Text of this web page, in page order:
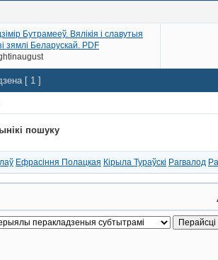
Бутрамееў. Вялікія і славутыя
зямлі Беларускай. PDF
[ 1 ]
пошуку
Ефрасіння Полацкая Кірыла Тураўскі Рагвалод